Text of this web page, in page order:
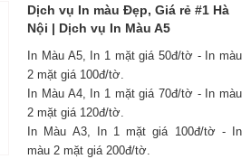
Dịch vụ In màu Đẹp, Giá rẻ #1 Hà
Nội | Dịch vụ In Màu A5
In Màu A5, In 1 mặt giá 50đ/tờ - In màu
2 mặt giá 100đ/tờ.
In Màu A4, In 1 mặt giá 70đ/tờ - In màu
2 mặt giá 120đ/tờ.
In Màu A3, In 1 mặt giá 100đ/tờ - In
màu 2 mặt giá 200đ/tờ.